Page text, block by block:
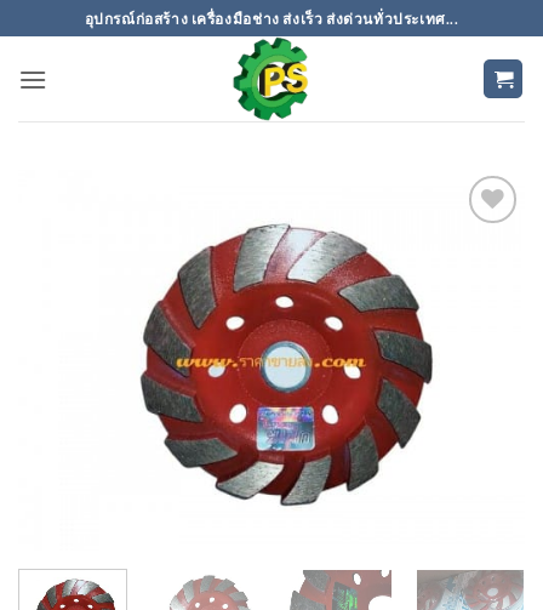
ไป
อุปกรณ์ก่อสร้าง เครื่องมือช่าง ส่งเร็ว ส่งด่วนทั่วประเทศ...
ติดตาม